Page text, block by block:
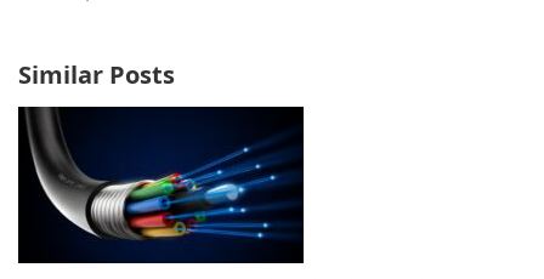
Similar Posts